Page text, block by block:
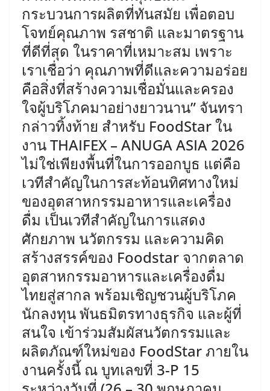
กระบวนการผลิตที่ทันสมัย เพื่อตอบ
โจทย์คุณภาพ รสชาติ และมาตรฐาน
ที่ดีที่สุด ในราคาที่เหมาะสม เพราะ
เราเชื่อว่า คุณภาพที่ดีและความอร่อย
คือสิ่งที่สร้างความเชื่อมั่นและครอง
ใจผู้บริโภคมาอย่างยาวนาน” จันทรา
กล่าวทิ้งท้าย ​สำหรับ FoodStar ใน
งาน THAIFEX – ANUGA ASIA 2026
ไม่ใช่เพียงพื้นที่ในการออกบูธ แต่คือ
เวทีสำคัญในการสะท้อนทิศทางใหม่
ของอุตสาหกรรมอาหารและเครื่อง
ดื่ม เป็นเวทีสำคัญในการแสดง
ศักยภาพ นวัตกรรม และความคิด
สร้างสรรค์ของ Foodstar จากตลาด
อุตสาหกรรมอาหารและเครื่องดื่ม
ไทยสู่สากล พร้อมเชิญชวนผู้บริโภค
นักลงทุน พันธมิตรทางธุรกิจ และผู้ที่
สนใจ เข้าร่วมสัมผัสนวัตกรรมและ
ผลิตภัณฑ์ใหม่ของ FoodStar ภายใน
งานครั้งนี้ ณ บูทเลขที่ 3-P 15